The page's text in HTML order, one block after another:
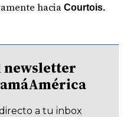
haciaCourtois.
newsletter
a tu inbox